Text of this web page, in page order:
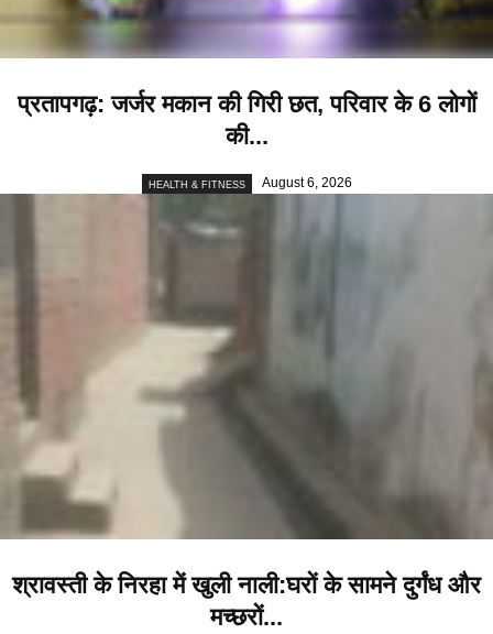
प्रतापगढ़: जर्जर मकान की गिरी छत, परिवार के 6 लोगों
की...
HEALTH & FITNESS August 6, 2026
श्रावस्ती के निरहा में खुली नाली:घरों के सामने दुर्गंध और
मच्छरों...